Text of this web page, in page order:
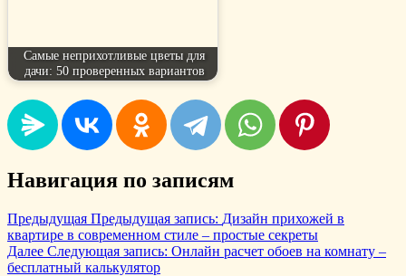
Самые неприхотливые цветы для
дачи: 50 проверенных вариантов
Навигация по записям
Предыдущая Предыдущая запись: Дизайн прихожей в
квартире в современном стиле – простые секреты
Далее Следующая запись: Онлайн расчет обоев на комнату –
бесплатный калькулятор